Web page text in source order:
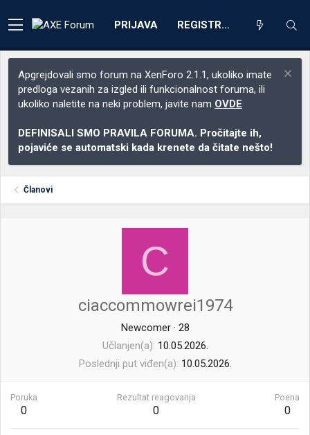
PRIJAVA REGISTRACIJA
Apgrejdovali smo forum na XenForo 2.1.1, ukoliko imate
predloga vezanih za izgled ili funkcionalnost foruma, ili
ukoliko naletite na neki problem, javite nam OVDE
DEFINISALI SMO PRAVILA FORUMA. Pročitajte ih,
pojaviće se automatski kada krenete da čitate nešto!
Članovi
C
ciaccommowrei1974
Newcomer · 28
Učlanjen(a) 10.05.2026.
Poslednji put viđen(a) 10.05.2026.
Poruka
0
Rezultat reagovanja
0
Poena
0